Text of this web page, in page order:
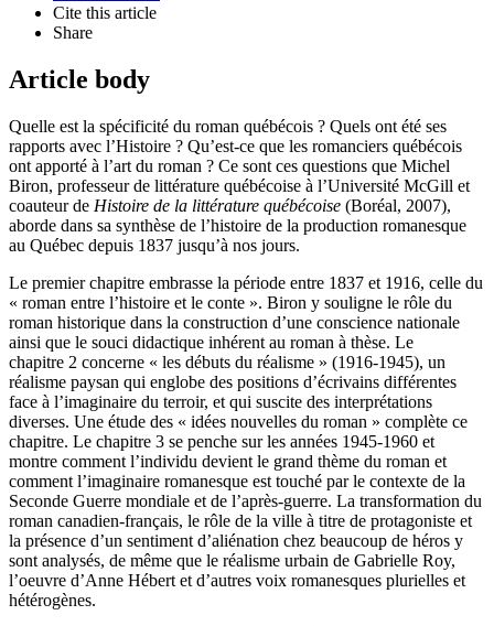
Cite this article
Share
Article body
Quelle est la spécificité du roman québécois ? Quels ont été ses
rapports avec l’Histoire ? Qu’est-ce que les romanciers québécois
ont apporté à l’art du roman ? Ce sont ces questions que Michel
Biron, professeur de littérature québécoise à l’Université McGill et
coauteur de Histoire de la littérature québécoise (Boréal, 2007),
aborde dans sa synthèse de l’histoire de la production romanesque
au Québec depuis 1837 jusqu’à nos jours.
Le premier chapitre embrasse la période entre 1837 et 1916, celle du
« roman entre l’histoire et le conte ». Biron y souligne le rôle du
roman historique dans la construction d’une conscience nationale
ainsi que le souci didactique inhérent au roman à thèse. Le
chapitre 2 concerne « les débuts du réalisme » (1916-1945), un
réalisme paysan qui englobe des positions d’écrivains différentes
face à l’imaginaire du terroir, et qui suscite des interprétations
diverses. Une étude des « idées nouvelles du roman » complète ce
chapitre. Le chapitre 3 se penche sur les années 1945-1960 et
montre comment l’individu devient le grand thème du roman et
comment l’imaginaire romanesque est touché par le contexte de la
Seconde Guerre mondiale et de l’après-guerre. La transformation du
roman canadien-français, le rôle de la ville à titre de protagoniste et
la présence d’un sentiment d’aliénation chez beaucoup de héros y
sont analysés, de même que le réalisme urbain de Gabrielle Roy,
l’oeuvre d’Anne Hébert et d’autres voix romanesques plurielles et
hétérogènes.